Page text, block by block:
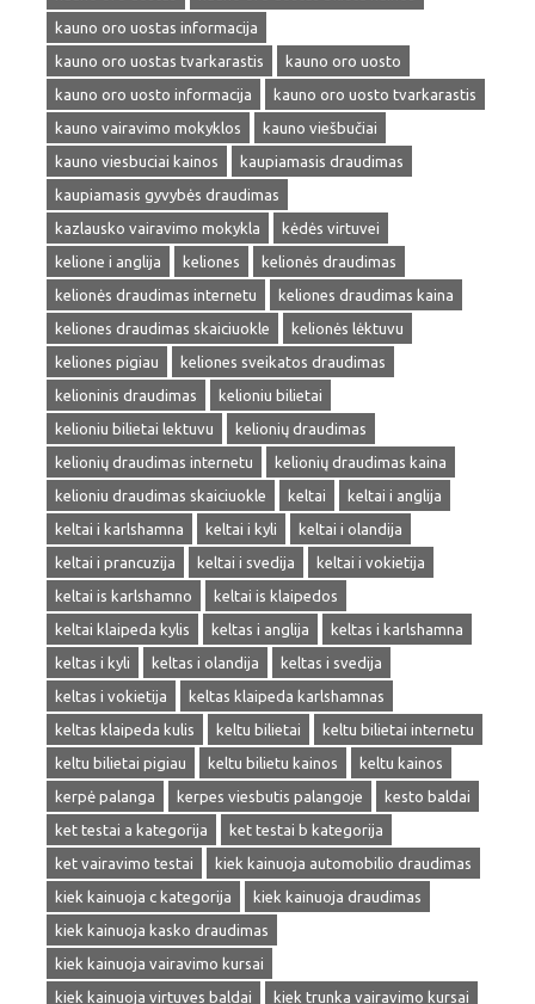
kauno oro uostas informacija
kauno oro uostas tvarkarastis
kauno oro uosto
kauno oro uosto informacija
kauno oro uosto tvarkarastis
kauno vairavimo mokyklos
kauno viešbučiai
kauno viesbuciai kainos
kaupiamasis draudimas
kaupiamasis gyvybės draudimas
kazlausko vairavimo mokykla
kėdės virtuvei
kelione i anglija
keliones
kelionės draudimas
kelionės draudimas internetu
keliones draudimas kaina
keliones draudimas skaiciuokle
kelionės lėktuvu
keliones pigiau
keliones sveikatos draudimas
kelioninis draudimas
kelioniu bilietai
kelioniu bilietai lektuvu
kelionių draudimas
kelionių draudimas internetu
kelionių draudimas kaina
kelioniu draudimas skaiciuokle
keltai
keltai i anglija
keltai i karlshamna
keltai i kyli
keltai i olandija
keltai i prancuzija
keltai i svedija
keltai i vokietija
keltai is karlshamno
keltai is klaipedos
keltai klaipeda kylis
keltas i anglija
keltas i karlshamna
keltas i kyli
keltas i olandija
keltas i svedija
keltas i vokietija
keltas klaipeda karlshamnas
keltas klaipeda kulis
keltu bilietai
keltu bilietai internetu
keltu bilietai pigiau
keltu bilietu kainos
keltu kainos
kerpė palanga
kerpes viesbutis palangoje
kesto baldai
ket testai a kategorija
ket testai b kategorija
ket vairavimo testai
kiek kainuoja automobilio draudimas
kiek kainuoja c kategorija
kiek kainuoja draudimas
kiek kainuoja kasko draudimas
kiek kainuoja vairavimo kursai
kiek kainuoja virtuves baldai
kiek trunka vairavimo kursai